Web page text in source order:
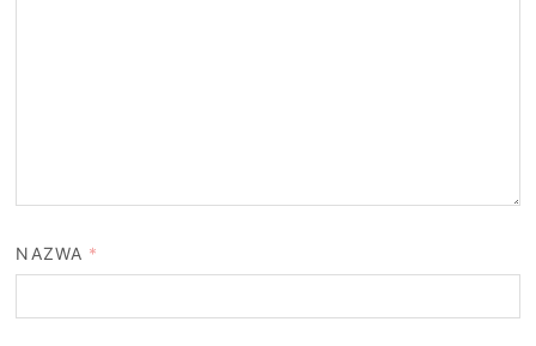
NAZWA *